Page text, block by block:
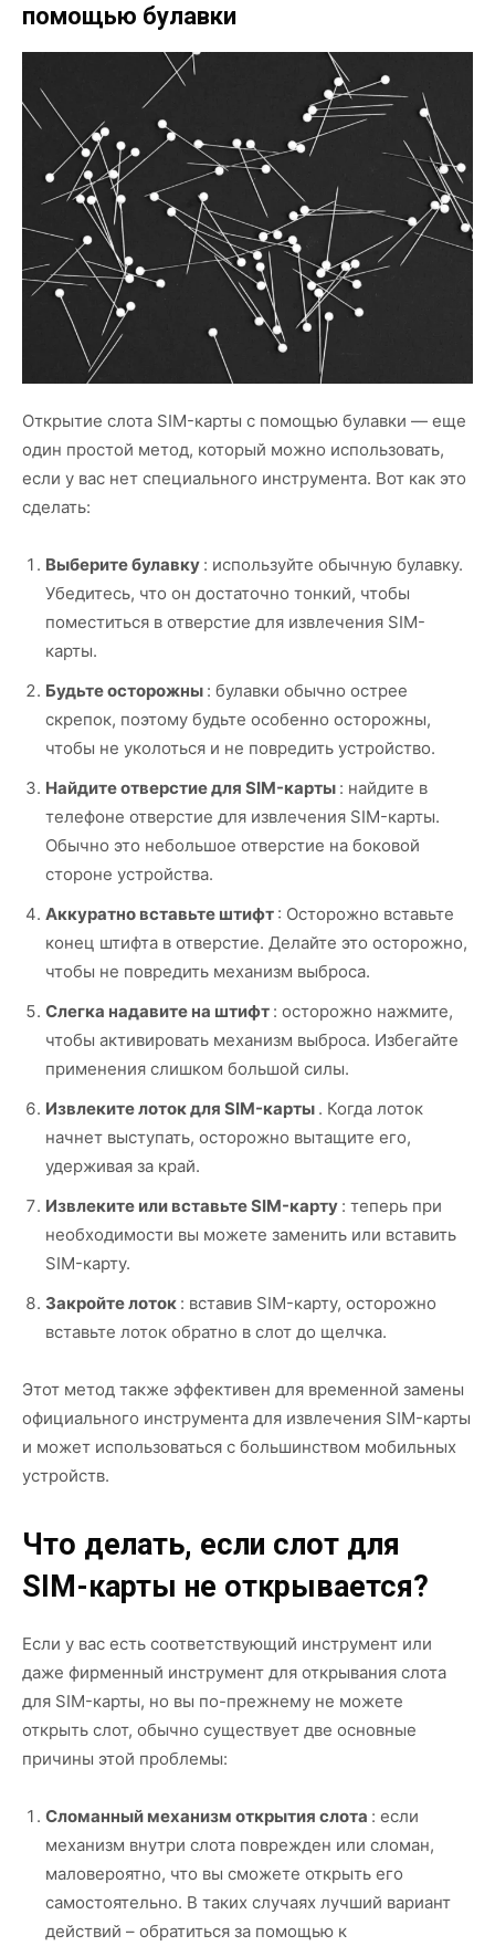
помощью булавки
Открытие слота SIM-карты с помощью булавки — еще
один простой метод, который можно использовать,
если у вас нет специального инструмента. Вот как это
сделать:
Выберите булавку : используйте обычную булавку.
Убедитесь, что он достаточно тонкий, чтобы
поместиться в отверстие для извлечения SIM-
карты.
Будьте осторожны : булавки обычно острее
скрепок, поэтому будьте особенно осторожны,
чтобы не уколоться и не повредить устройство.
Найдите отверстие для SIM-карты : найдите в
телефоне отверстие для извлечения SIM-карты.
Обычно это небольшое отверстие на боковой
стороне устройства.
Аккуратно вставьте штифт : Осторожно вставьте
конец штифта в отверстие. Делайте это осторожно,
чтобы не повредить механизм выброса.
Слегка надавите на штифт : осторожно нажмите,
чтобы активировать механизм выброса. Избегайте
применения слишком большой силы.
Извлеките лоток для SIM-карты . Когда лоток
начнет выступать, осторожно вытащите его,
удерживая за край.
Извлеките или вставьте SIM-карту : теперь при
необходимости вы можете заменить или вставить
SIM-карту.
Закройте лоток : вставив SIM-карту, осторожно
вставьте лоток обратно в слот до щелчка.
Этот метод также эффективен для временной замены
официального инструмента для извлечения SIM-карты
и может использоваться с большинством мобильных
устройств.
Что делать, если слот для
SIM-карты не открывается?
Если у вас есть соответствующий инструмент или
даже фирменный инструмент для открывания слота
для SIM-карты, но вы по-прежнему не можете
открыть слот, обычно существует две основные
причины этой проблемы:
Сломанный механизм открытия слота : если
механизм внутри слота поврежден или сломан,
маловероятно, что вы сможете открыть его
самостоятельно. В таких случаях лучший вариант
действий – обратиться за помощью к